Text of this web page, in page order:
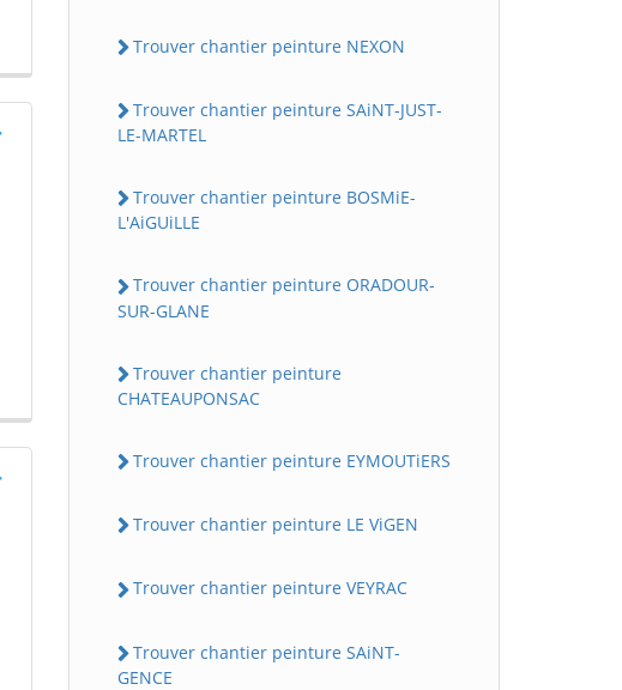
Trouver chantier peinture NEXON
Trouver chantier peinture SAiNT-JUST-
LE-MARTEL
Trouver chantier peinture BOSMiE-
L'AiGUiLLE
Trouver chantier peinture ORADOUR-
SUR-GLANE
Trouver chantier peinture
CHATEAUPONSAC
Trouver chantier peinture EYMOUTiERS
Trouver chantier peinture LE ViGEN
Trouver chantier peinture VEYRAC
Trouver chantier peinture SAiNT-
GENCE